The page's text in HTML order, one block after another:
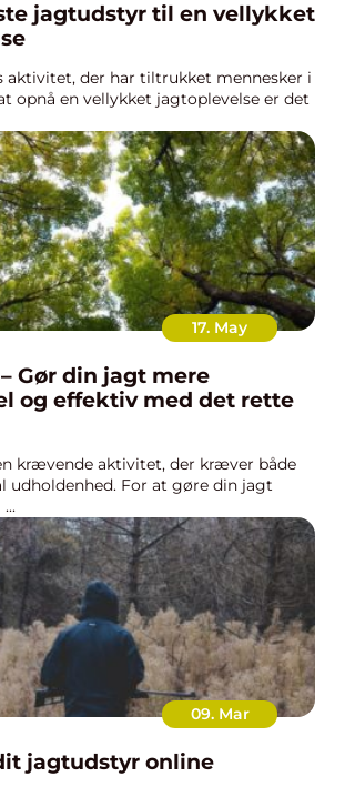
jagtudstyr til en vellykket
aktivitet, der har tiltrukket mennesker i
opnå en vellykket jagtoplevelse er det
17. May
Gør din jagt mere
og effektiv med det rette
krævende aktivitet, der kræver både
udholdenhed. For at gøre din jagt
09. Mar
jagtudstyr online